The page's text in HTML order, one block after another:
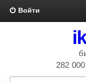
Войти
282